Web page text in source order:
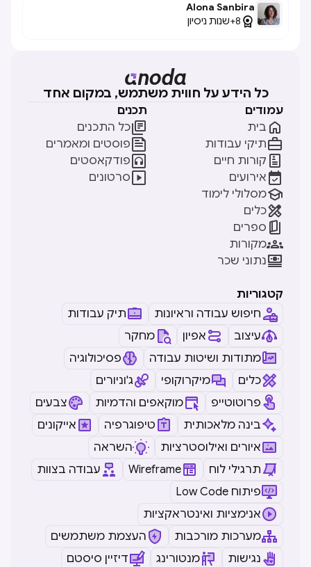
Alona Sanbira

8+ שנות ניסיון
כל הידע על חווית משתמש, במקום אחד
עמודים
בית 
תיקי עבודות
קורות חיים 
אירועים 
מסלולי לימוד
כלים
ספרים 
מקורות
נתוני שכר
תכנים
כל התכנים
פוסטים ומאמרים
פודקאסטים
סרטונים
קטגוריות
חיפוש עבודה וראיונות
תיק עבודות
עיצוב
אפיון
מחקר
מתודות ושיטות עבודה
פסיכולוגיה
כלים
מיקרוקופי
ג'וניורים
פרוטוטייפ
מוקאפים והדמיות
צבעים
בינה מלאכותית
טיפוגרפיה
אייקונים
איורים ואילוסטרציות
השראה
תרגילי לוח
Wireframe
עבודה בצוות
Low Code פיתוח
אנימציות ואינטראקציות
מערכות מורכבות
העצמת משתמשים
נגישות
מנטורינג דיזיין סיסטם